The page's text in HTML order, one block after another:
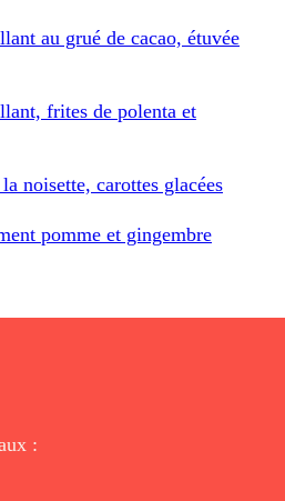
au grué de cacao, étuvée
frites de polenta et
noisette, carottes glacées
pomme et gingembre
: